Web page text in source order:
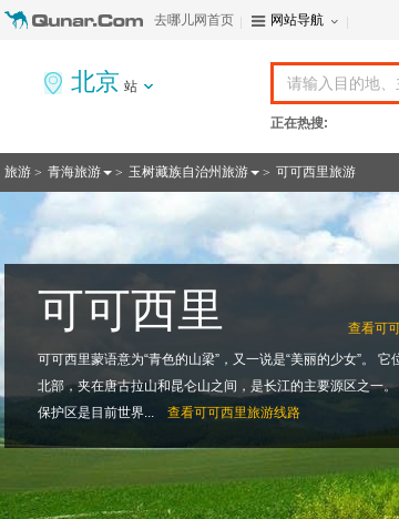
去哪儿网首页 网站导航
北京 站
正在热搜:
旅游 > 青海旅游 > 玉树藏族自治州旅游 > 可可西里旅游
查看可
可可西里
可可西里蒙语意为“青色的山梁”，又一说是“美丽的少女”。 它
北部，夹在唐古拉山和昆仑山之间，是长江的主要源区之一
保护区是目前世界...
查看可可西里旅游线路